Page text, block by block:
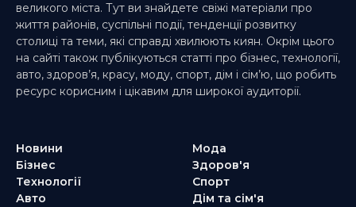
великого міста. Тут ви знайдете свіжі матеріали про
життя районів, суспільні події, тенденції розвитку
столиці та теми, які справді хвилюють киян. Окрім цього
на сайті також публікуються статті про бізнес, технології,
авто, здоров’я, красу, моду, спорт, дім і сім’ю, що робить
ресурс корисним і цікавим для широкої аудиторії.
Новини
Бізнес
Технології
Авто
Мода
Здоров'я
Спорт
Дім та сім'я